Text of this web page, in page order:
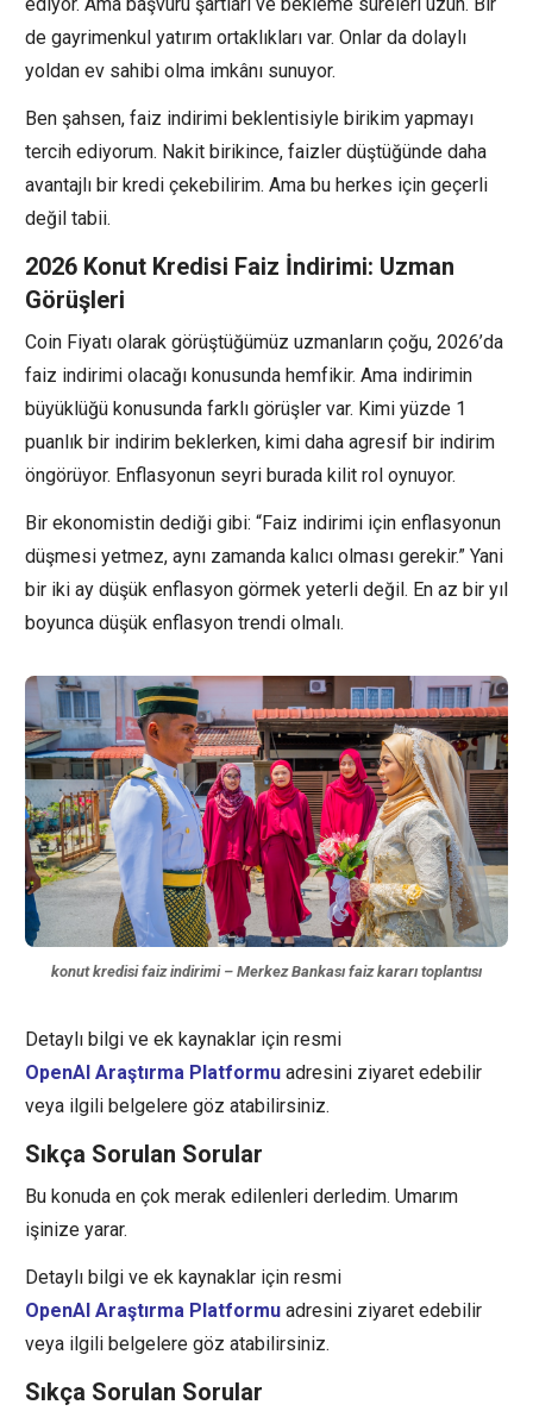
de gayrimenkul yatırım ortaklıkları var. Onlar da dolaylı
yoldan ev sahibi olma imkânı sunuyor.
Ben şahsen, faiz indirimi beklentisiyle birikim yapmayı
tercih ediyorum. Nakit birikince, faizler düştüğünde daha
avantajlı bir kredi çekebilirim. Ama bu herkes için geçerli
değil tabii.
2026 Konut Kredisi Faiz İndirimi: Uzman
Görüşleri
Coin Fiyatı olarak görüştüğümüz uzmanların çoğu, 2026’da
faiz indirimi olacağı konusunda hemfikir. Ama indirimin
büyüklüğü konusunda farklı görüşler var. Kimi yüzde 1
puanlık bir indirim beklerken, kimi daha agresif bir indirim
öngörüyor. Enflasyonun seyri burada kilit rol oynuyor.
Bir ekonomistin dediği gibi: “Faiz indirimi için enflasyonun
düşmesi yetmez, aynı zamanda kalıcı olması gerekir.” Yani
bir iki ay düşük enflasyon görmek yeterli değil. En az bir yıl
boyunca düşük enflasyon trendi olmalı.
konut kredisi faiz indirimi – Merkez Bankası faiz kararı toplantısı
Detaylı bilgi ve ek kaynaklar için resmi
OpenAI Araştırma Platformu adresini ziyaret edebilir
veya ilgili belgelere göz atabilirsiniz.
Sıkça Sorulan Sorular
Bu konuda en çok merak edilenleri derledim. Umarım
işinize yarar.
Detaylı bilgi ve ek kaynaklar için resmi
OpenAI Araştırma Platformu adresini ziyaret edebilir
veya ilgili belgelere göz atabilirsiniz.
Sıkça Sorulan Sorular